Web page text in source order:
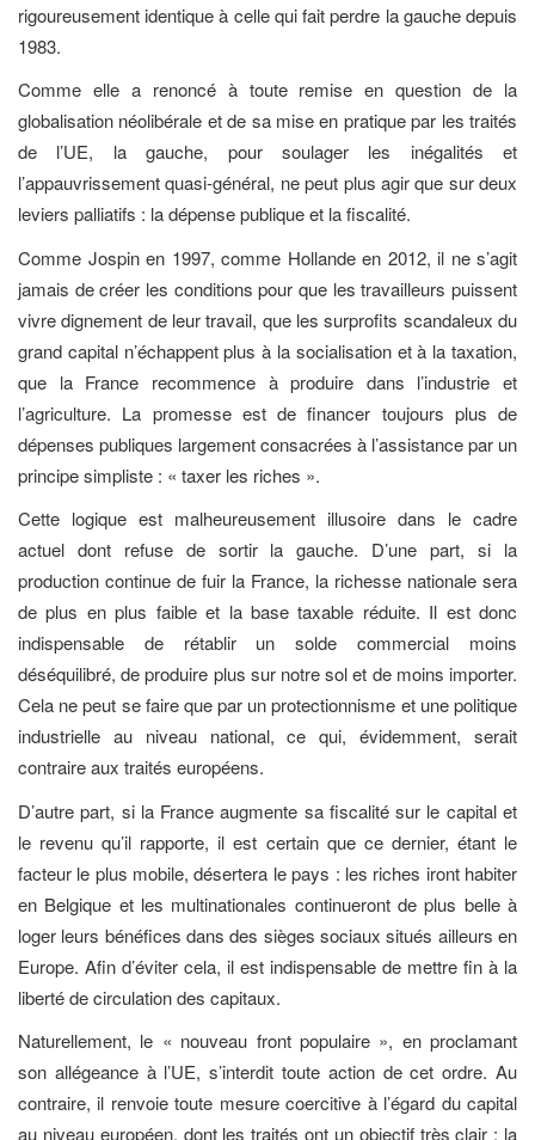
rigoureusement identique à celle qui fait perdre la gauche depuis
1983.
Comme elle a renoncé à toute remise en question de la
globalisation néolibérale et de sa mise en pratique par les traités
de l’UE, la gauche, pour soulager les inégalités et
l’appauvrissement quasi-général, ne peut plus agir que sur deux
leviers palliatifs : la dépense publique et la fiscalité.
Comme Jospin en 1997, comme Hollande en 2012, il ne s’agit
jamais de créer les conditions pour que les travailleurs puissent
vivre dignement de leur travail, que les surprofits scandaleux du
grand capital n’échappent plus à la socialisation et à la taxation,
que la France recommence à produire dans l’industrie et
l’agriculture. La promesse est de financer toujours plus de
dépenses publiques largement consacrées à l’assistance par un
principe simpliste : « taxer les riches ».
Cette logique est malheureusement illusoire dans le cadre
actuel dont refuse de sortir la gauche. D’une part, si la
production continue de fuir la France, la richesse nationale sera
de plus en plus faible et la base taxable réduite. Il est donc
indispensable de rétablir un solde commercial moins
déséquilibré, de produire plus sur notre sol et de moins importer.
Cela ne peut se faire que par un protectionnisme et une politique
industrielle au niveau national, ce qui, évidemment, serait
contraire aux traités européens.
D’autre part, si la France augmente sa fiscalité sur le capital et
le revenu qu’il rapporte, il est certain que ce dernier, étant le
facteur le plus mobile, désertera le pays : les riches iront habiter
en Belgique et les multinationales continueront de plus belle à
loger leurs bénéfices dans des sièges sociaux situés ailleurs en
Europe. Afin d’éviter cela, il est indispensable de mettre fin à la
liberté de circulation des capitaux.
Naturellement, le « nouveau front populaire », en proclamant
son allégeance à l’UE, s’interdit toute action de cet ordre. Au
contraire, il renvoie toute mesure coercitive à l’égard du capital
au niveau européen, dont les traités ont un objectif très clair : la